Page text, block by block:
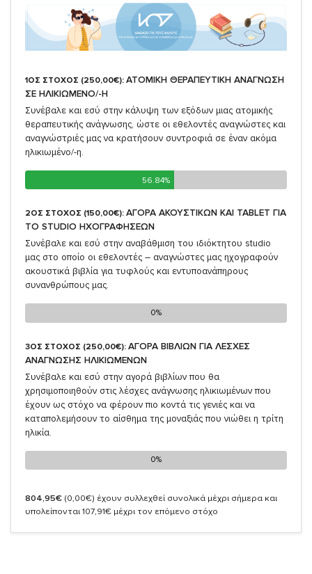
1ΟΣ ΣΤΟΧΟΣ (250,00€): ΑΤΟΜΙΚΗ ΘΕΡΑΠΕΥΤΙΚΗ ΑΝΑΓΝΩΣΗ
ΣΕ ΗΛΙΚΙΩΜΕΝΟ/-Η
Συνέβαλε και εσύ στην κάλυψη των εξόδων μιας ατομικής
θεραπευτικής ανάγνωσης, ώστε οι εθελοντές αναγνώστες και
αναγνώστριές μας να κρατήσουν συντροφιά σε έναν ακόμα
ηλικιωμένο/-η.
56.84%
56.84%
2ΟΣ ΣΤΟΧΟΣ (150,00€): ΑΓΟΡΑ ΑΚΟΥΣΤΙΚΩΝ ΚΑΙ TABLET ΓΙΑ
TO STUDIO ΗΧΟΓΡΑΦΗΣΕΩΝ
Συνέβαλε και εσύ στην αναβάθμιση του ιδιόκτητου studio
μας στο οποίο οι εθελοντές – αναγνώστες μας ηχογραφούν
ακουστικά βιβλία για τυφλούς και εντυποανάπηρους
συνανθρώπους μας.
0%
0%
3ΟΣ ΣΤΟΧΟΣ (250,00€): ΑΓΟΡΑ ΒΙΒΛΙΩΝ ΓΙΑ ΛΕΣΧΕΣ
ΑΝΑΓΝΩΣΗΣ ΗΛΙΚΙΩΜΕΝΩΝ
Συνέβαλε και εσύ στην αγορά βιβλίων που θα
χρησιμοποιηθούν στις λέσχες ανάγνωσης ηλικιωμένων που
έχουν ως στόχο να φέρουν πιο κοντά τις γενιές και να
καταπολεμήσουν το αίσθημα της μοναξιάς που νιώθει η τρίτη
ηλικία.
0%
0%
804,95€ (0,00€) έχουν συλλεχθεί συνολικά μέχρι σήμερα και
υπολείπονται 107,91€ μέχρι τον επόμενο στόχο